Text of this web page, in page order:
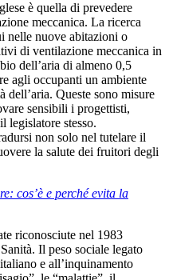
è quella di prevedere
meccanica. La ricerca
nelle nuove abitazioni o
di ventilazione meccanica in
dell’aria di almeno 0,5
agli occupanti un ambiente
dell’aria. Queste sono misure
sensibili i progettisti,
legislatore stesso.
non solo nel tutelare il
la salute dei fruitori degli
cos’è e perché evita la
riconosciute nel 1983
Il peso sociale legato
e all’inquinamento